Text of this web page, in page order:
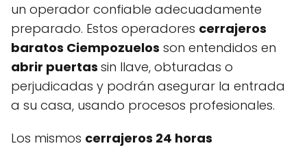
un operador confiable adecuadamente
preparado. Estos operadores cerrajeros
baratos Ciempozuelos son entendidos en
abrir puertas sin llave, obturadas o
perjudicadas y podrán asegurar la entrada
a su casa, usando procesos profesionales.
Los mismos cerrajeros 24 horas